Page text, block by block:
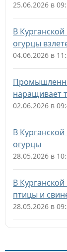
25.06.2026 в
В
огурцы
04.06.2026 в
наращивает
02.06.2026 в
В
огурцы
28.05.2026 в
В
птицы и
28.05.2026 в